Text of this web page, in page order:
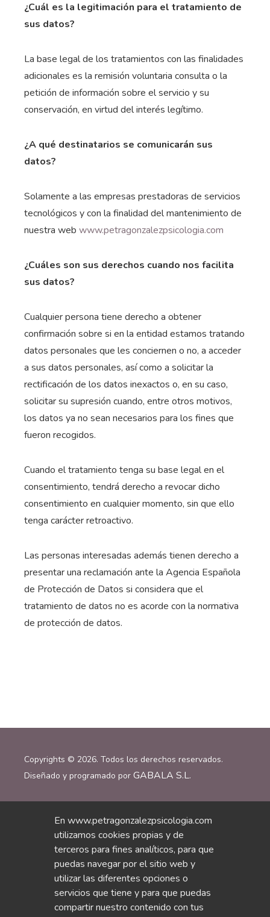
¿Cuál es la legitimación para el tratamiento de
sus datos?
La base legal de los tratamientos con las finalidades
adicionales es la remisión voluntaria consulta o la
petición de información sobre el servicio y su
conservación, en virtud del interés legítimo.
¿A qué destinatarios se comunicarán sus
datos?
Solamente a las empresas prestadoras de servicios
tecnológicos y con la finalidad del mantenimiento de
nuestra web www.petragonzalezpsicologia.com
¿Cuáles son sus derechos cuando nos facilita
sus datos?
Cualquier persona tiene derecho a obtener
confirmación sobre si en la entidad estamos tratando
datos personales que les conciernen o no, a acceder
a sus datos personales, así como a solicitar la
rectificación de los datos inexactos o, en su caso,
solicitar su supresión cuando, entre otros motivos,
los datos ya no sean necesarios para los fines que
fueron recogidos.
Cuando el tratamiento tenga su base legal en el
consentimiento, tendrá derecho a revocar dicho
consentimiento en cualquier momento, sin que ello
tenga carácter retroactivo.
Las personas interesadas además tienen derecho a
presentar una reclamación ante la Agencia Española
de Protección de Datos si considera que el
tratamiento de datos no es acorde con la normativa
de protección de datos.
Copyrights © 2026. Todos los derechos reservados.
Diseñado y programado por GABALA S.L.
/ Sobre Mi / Psicoterapias / Blog / Contacto
Declaración de Accesibilidad
Política Privacidad
/ Avisos Legales
En www.petragonzalezpsicologia.com
utilizamos cookies propias y de
terceros para fines analíticos, para que
puedas navegar por el sitio web y
utilizar las diferentes opciones o
servicios que tiene y para que puedas
compartir nuestro contenido con tus